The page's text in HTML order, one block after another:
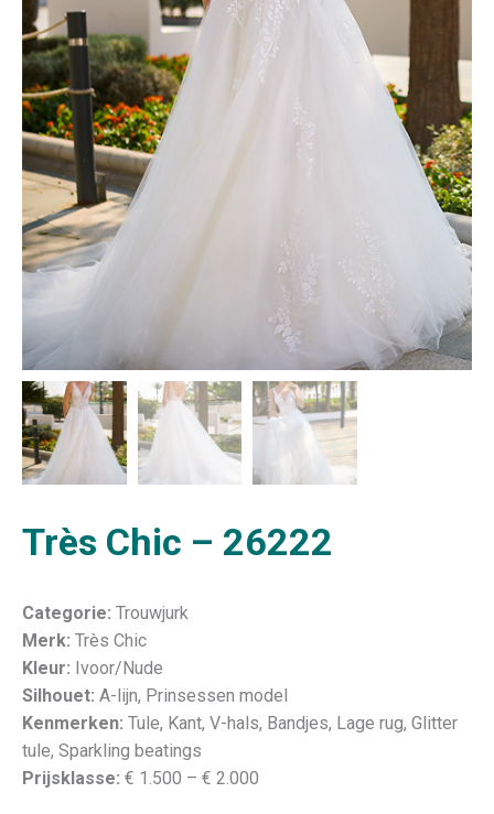
Très Chic – 26222
Categorie: Trouwjurk
Merk: Très Chic
Kleur: Ivoor/Nude
Silhouet: A-lijn, Prinsessen model
Kenmerken: Tule, Kant, V-hals, Bandjes, Lage rug, Glitter
tule, Sparkling beatings
Prijsklasse: € 1.500 – € 2.000